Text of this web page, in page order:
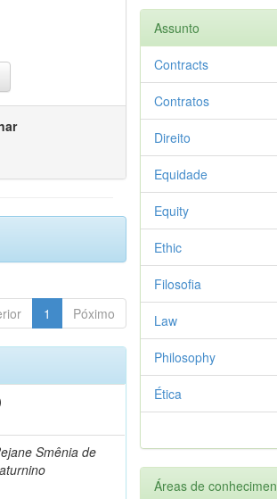
1 Póximo
Smênia de
Assunto
Contracts
Contratos
Direito
Equidade
Equity
Ethic
Filosofia
Law
Philosophy
Ética
Áreas de